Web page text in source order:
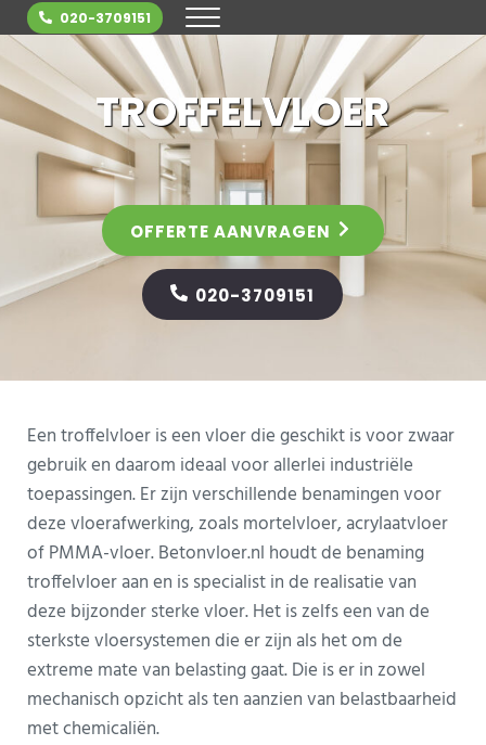
Door naar de hoofd inhoud
Skip to header right navigation
Skip to site footer
Betonvloer.nl is dé expert in
020-3709151 MENU
TROFFELVLOER
OFFERTE AANVRAGEN
020-3709151
Een troffelvloer is een vloer die geschikt is voor zwaar
gebruik en daarom ideaal voor allerlei industriële
toepassingen. Er zijn verschillende benamingen voor
deze vloerafwerking, zoals mortelvloer, acrylaatvloer
of PMMA-vloer. Betonvloer.nl houdt de benaming
troffelvloer aan en is specialist in de realisatie van
deze bijzonder sterke vloer. Het is zelfs een van de
sterkste vloersystemen die er zijn als het om de
extreme mate van belasting gaat. Die is er in zowel
mechanisch opzicht als ten aanzien van belastbaarheid
met chemicaliën.